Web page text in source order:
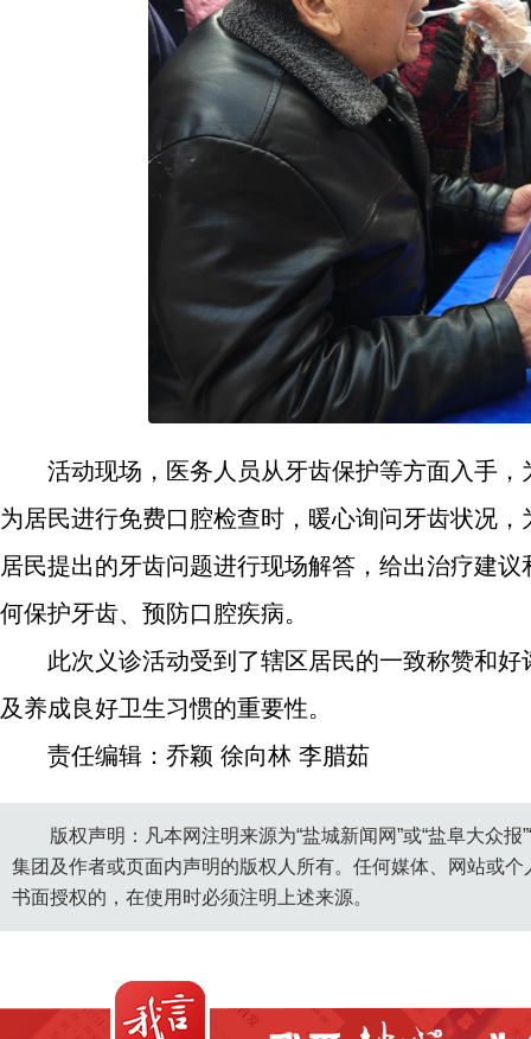
活动现场，医务人员从牙齿保护等方面入手
为居民进行免费口腔检查时，暖心询问牙齿状况
居民提出的牙齿问题进行现场解答，给出治疗建
何保护牙齿、预防口腔疾病。
此次义诊活动受到了辖区居民的一致称赞和
及养成良好卫生习惯的重要性。
责任编辑：乔颖 徐向林 李腊茹
版权声明：凡本网注明来源为“盐城新闻网”或“盐阜大众
集团及作者或页面内声明的版权人所有。任何媒体、网站或
书面授权的，在使用时必须注明上述来源。